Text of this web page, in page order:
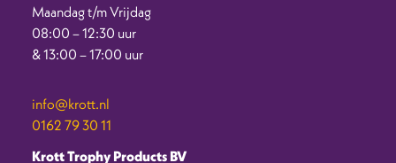
Maandag t/m Vrijdag
08:00 – 12:30 uur
& 13:00 – 17:00 uur
info@krott.nl
0162 79 30 11
Krott Trophy Products BV